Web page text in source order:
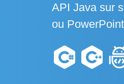
API Java sur
ou PowerPoint